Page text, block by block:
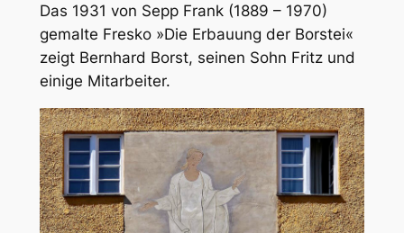
Das 1931 von Sepp Frank (1889 – 1970)
gemalte Fresko »Die Erbauung der Borstei«
zeigt Bernhard Borst, seinen Sohn Fritz und
einige Mitarbeiter.